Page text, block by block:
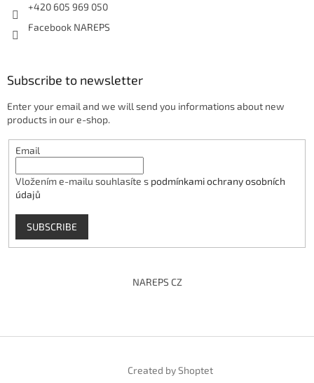
+420 605 969 050
Facebook NAREPS
Subscribe to newsletter
Enter your email and we will send you informations about new
products in our e-shop.
Email
Vložením e-mailu souhlasíte s podmínkami ochrany osobních
údajů
SUBSCRIBE
NAREPS CZ
Created by Shoptet